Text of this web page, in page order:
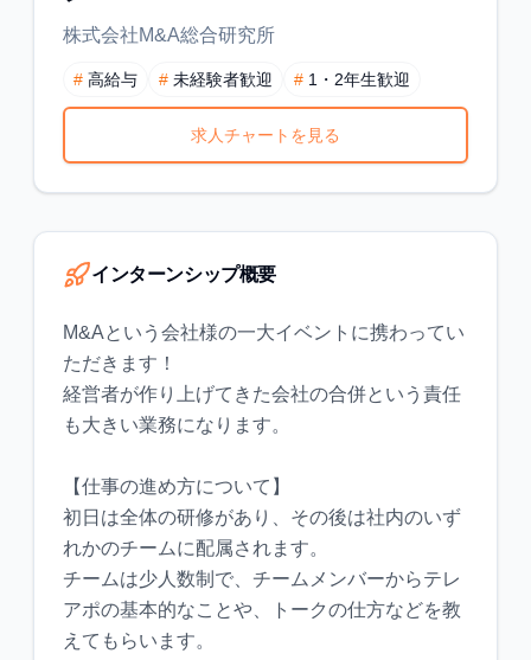
株式会社M&A総合研究所
# 高給与 # 未経験者歓迎 # 1・2年生歓迎
求人チャートを見る
インターンシップ概要
M&Aという会社様の一大イベントに携わってい
ただきます！
経営者が作り上げてきた会社の合併という責任
も大きい業務になります。
【仕事の進め方について】
初日は全体の研修があり、その後は社内のいず
れかのチームに配属されます。
チームは少人数制で、チームメンバーからテレ
アポの基本的なことや、トークの仕方などを教
えてもらいます。